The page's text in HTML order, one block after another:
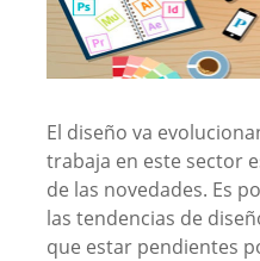
El diseño va
trabaja en este sector
de las novedades. Es
las tendencias de
que estar pendientes